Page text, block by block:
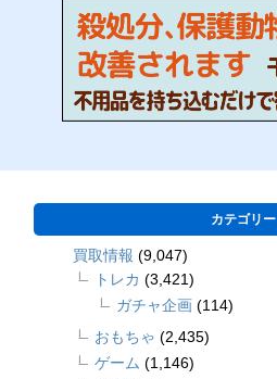
カテゴリー
買取情報 (9,047)
トレカ (3,421)
ガチャ企画 (114)
おもちゃ (2,435)
ゲーム (1,146)